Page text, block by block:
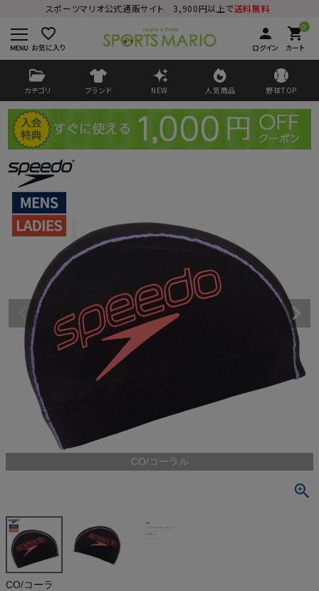
スポーツマリオ公式通販サイト 3,900円以上で送料無料
favorite_border
お気に入り
person
ログイン
0
shopping_cart
カート
カテゴリ ブランド NEW 人気商品 野球TOP
ログイン
ようこそ ゲスト 様
商品が見つからない方はこちら
THE NORTH FACE
CHUMS
HOKA
CO/コーラル
CO/コーラ